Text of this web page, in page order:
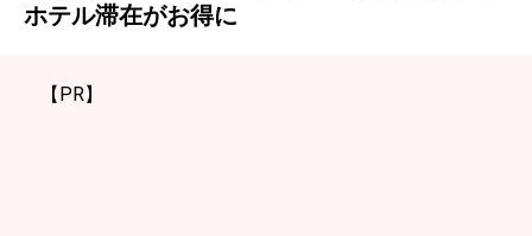
ホテル滞在がお得に
【PR】